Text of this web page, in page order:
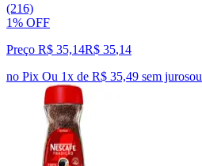
(216)
1% OFF
Preço R$ 35,14R$ 35,14
no Pix Ou 1x de R$ 35,49 sem jurosou